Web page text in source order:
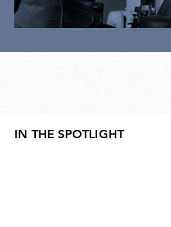
IN THE SPOTLIGHT